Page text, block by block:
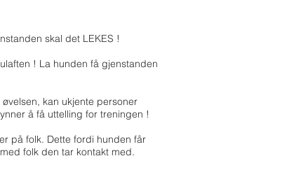
skal det LEKES !
! La hunden få gjenstanden
kan ukjente personer
å få uttelling for treningen !
på folk. Dette fordi hunden får
folk den tar kontakt med.